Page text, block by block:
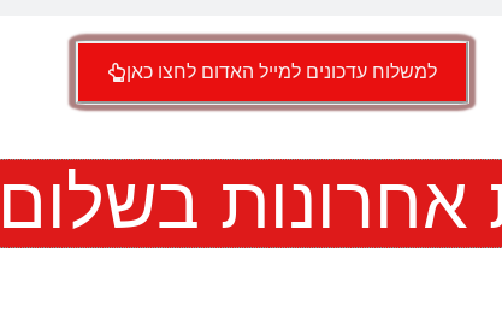
למשלוח עדכונים למייל האדום לחצו כאן
אחרונות